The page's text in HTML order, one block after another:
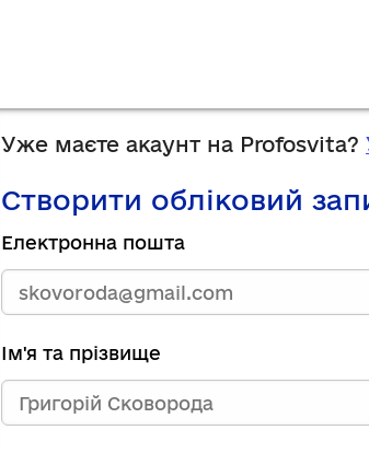
Уже маєте акаунт на Profosvita?
Створити обліковий
Електронна пошта
Ім'я та прізвище